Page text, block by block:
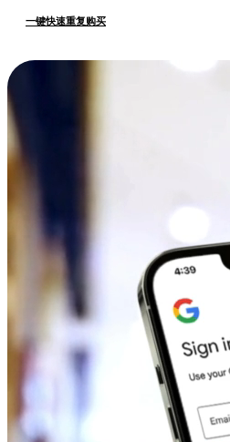
一键快速重复购买